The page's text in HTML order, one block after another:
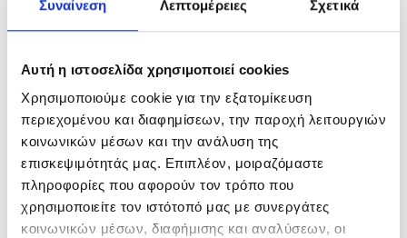
Συναίνεση Λεπτομέρειες Σχετικά
Αυτή η ιστοσελίδα χρησιμοποιεί cookies
Χρησιμοποιούμε cookie για την εξατομίκευση
περιεχομένου και διαφημίσεων, την παροχή λειτουργιών
κοινωνικών μέσων και την ανάλυση της
επισκεψιμότητάς μας. Επιπλέον, μοιραζόμαστε
πληροφορίες που αφορούν τον τρόπο που
χρησιμοποιείτε τον ιστότοπό μας με συνεργάτες
κοινωνικών μέσων, διαφήμισης και αναλύσεων, οι
OWNER SSW with cutting
point
4,50€
In Stock
Επιλογή
Colmic GM 6008 Split Rings
2,50€
In Stock
Προσθήκη στο καλάθι